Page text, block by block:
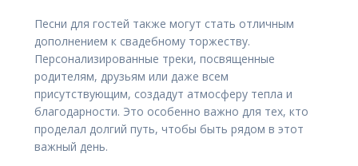
Песни для гостей также могут стать отличным
дополнением к свадебному торжеству.
Персонализированные треки, посвященные
родителям, друзьям или даже всем
присутствующим, создадут атмосферу тепла и
благодарности. Это особенно важно для тех, кто
проделал долгий путь, чтобы быть рядом в этот
важный день.